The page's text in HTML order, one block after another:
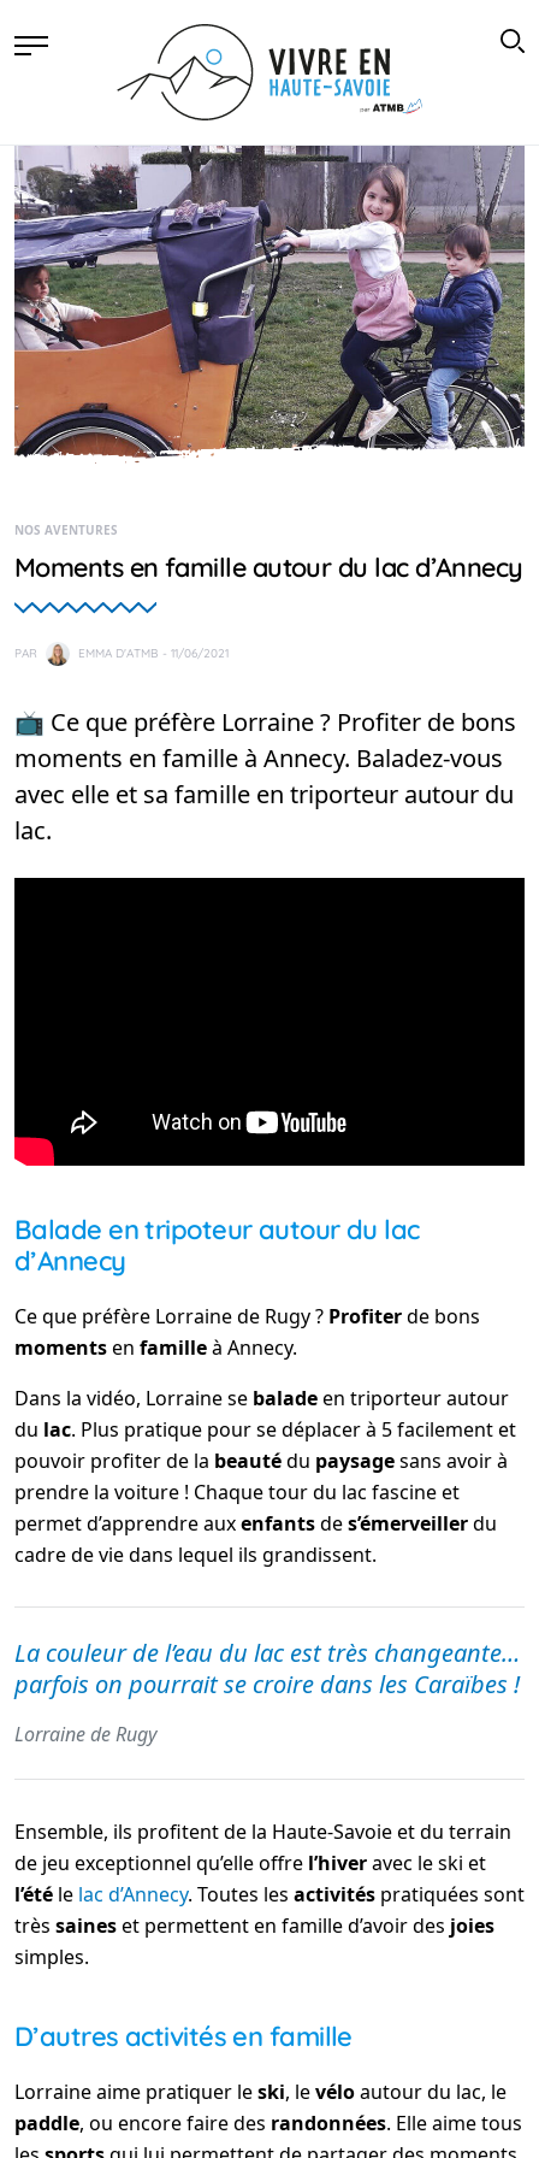
NOS AVENTURES
Moments en famille autour du lac d’Annecy
PAR EMMA D'ATMB - 11/06/2021
📺 Ce que préfère Lorraine ? Profiter de bons
moments en famille à Annecy. Baladez-vous
avec elle et sa famille en triporteur autour du
lac.
Balade en tripoteur autour du lac
d’Annecy
Ce que préfère Lorraine de Rugy ? Profiterde bons
momentsen familleà Annecy.
Dans la vidéo, Lorraine se baladeen triporteur autour
du lac. Plus pratique pour se déplacer à 5 facilement et
pouvoir profiter de la beautédu paysagesans avoir à
prendre la voiture ! Chaque tour du lac fascine et
permet d’apprendre auxenfantsdes’émerveillerdu
cadre de vie dans lequel ils grandissent.
La couleur de l’eau du lac est très changeante…
parfois on pourrait se croire dans les Caraïbes !
Lorraine de Rugy
Ensemble, ils profitent de la Haute-Savoie et du terrain
de jeu exceptionnel qu’elle offre l’hiveravec le ski et
l’été le lac d’Annecy. Toutes les activités pratiquées sont
très saineset permettent en famille d’avoir des joies
simples.
D’autres activités en famille
Lorraine aime pratiquer leski, levéloautour du lac, le
paddle, ou encore faire des randonnées. Elle aime tous